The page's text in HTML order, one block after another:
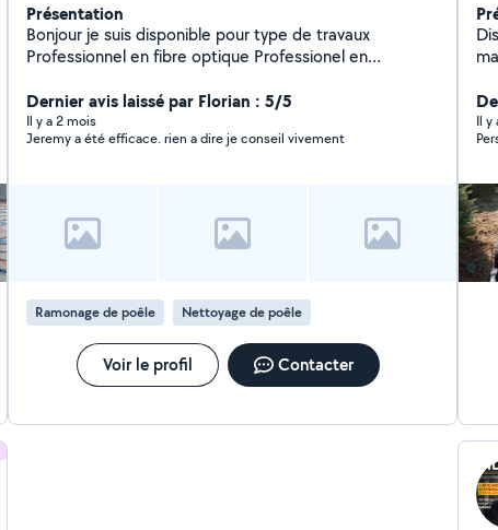
Présentation
Bonjour je suis disponible pour type de travaux
Professionnel en fibre optique Professionel en
Dernier avis laissé par Florian : 5/5
Il y a 2 mois
Jeremy a été efficace. rien a dire je conseil vivement
Ramonage de poêle Nettoyage de poêle
Voir le profil Contacter
Il y